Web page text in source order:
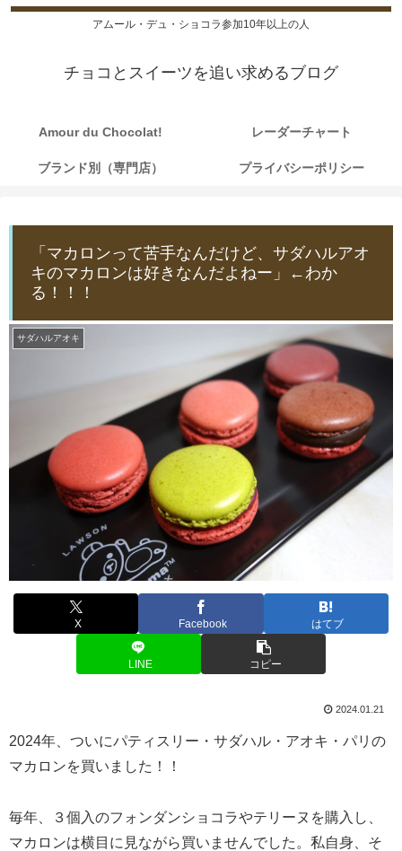
アムール・デュ・ショコラ参加10年以上の人
チョコとスイーツを追い求めるブログ
Amour du Chocolat! レーダーチャート
ブランド別（専門店） プライバシーポリシー
「マカロンって苦手なんだけど、サダハルアオ
キのマカロンは好きなんだよねー」←わか
る！！！
サダハルアオキ
X Facebook はてブ
LINE コピー
2024.01.21
2024年、ついにパティスリー・サダハル・アオキ・パリの
マカロンを買いました！！
毎年、３個入のフォンダンショコラやテリーヌを購入し、
マカロンは横目に見ながら買いませんでした。私自身、そ